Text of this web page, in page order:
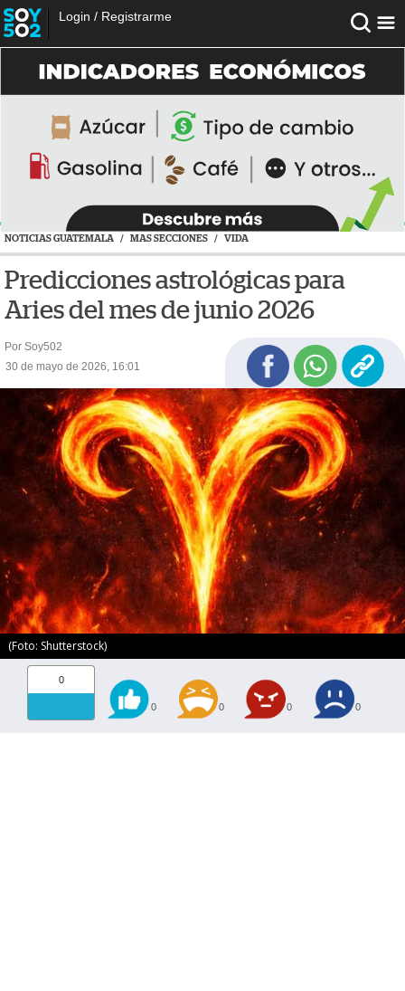
Login / Registrarme
NOTICIAS GUATEMALA / MAS SECCIONES / VIDA
Predicciones astrológicas para
Aries del mes de junio 2026
Por Soy502
30 de mayo de 2026, 16:01
(Foto: Shutterstock)
0
0 0 0 0